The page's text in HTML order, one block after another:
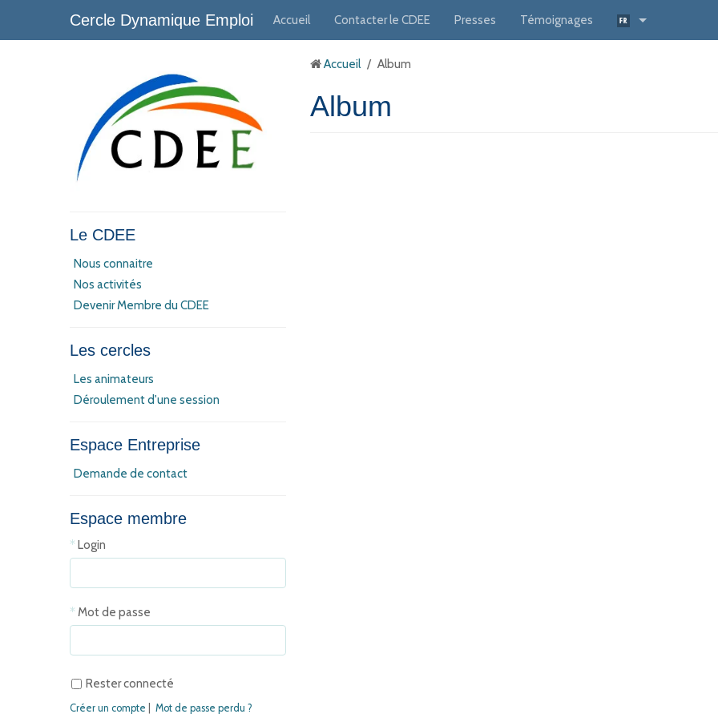
Cercle Dynamique Emploi Accueil Contacter le CDEE Presses Témoignages
Le CDEE
Nous connaitre
Nos activités
Devenir Membre du CDEE
Les cercles
Les animateurs
Déroulement d'une session
Espace Entreprise
Demande de contact
Espace membre
Login
Mot de passe
Rester connecté
Créer un compte Mot de passe perdu ?
Accueil / Album
Album